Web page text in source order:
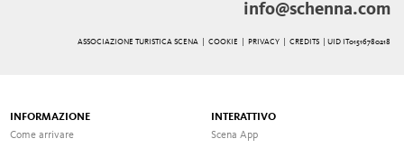
info@schenna.com
ASSOCIAZIONE TURISTICA SCENA | COOKIE PRIVACY| CREDITS | UID IT01516780218
INFORMAZIONE
Come arrivare
INTERATTIVO
Scena App